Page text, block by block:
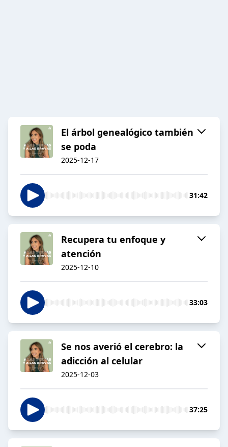
El árbol genealógico también
se poda
2025-12-17
31:42
Recupera tu enfoque y
atención
2025-12-10
33:03
Se nos averió el cerebro: la
adicción al celular
2025-12-03
37:25